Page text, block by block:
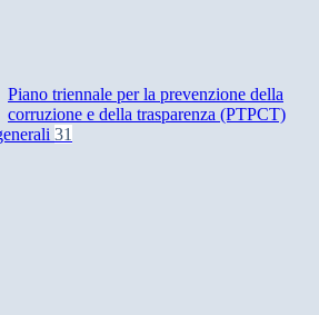
Piano triennale per la prevenzione della
corruzione e della trasparenza (PTPCT)
31